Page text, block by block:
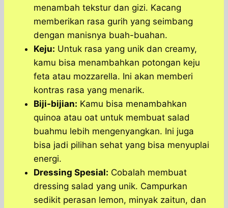
menambah tekstur dan gizi. Kacang
memberikan rasa gurih yang seimbang
dengan manisnya buah-buahan.
Keju: Untuk rasa yang unik dan creamy,
kamu bisa menambahkan potongan keju
feta atau mozzarella. Ini akan memberi
kontras rasa yang menarik.
Biji-bijian: Kamu bisa menambahkan
quinoa atau oat untuk membuat salad
buahmu lebih mengenyangkan. Ini juga
bisa jadi pilihan sehat yang bisa menyuplai
energi.
Dressing Spesial: Cobalah membuat
dressing salad yang unik. Campurkan
sedikit perasan lemon, minyak zaitun, dan